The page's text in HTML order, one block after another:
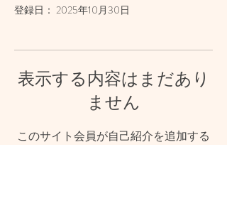
登録日： 2025年10月30日
表示する内容はまだあり
ません
このサイト会員が自己紹介を追加する